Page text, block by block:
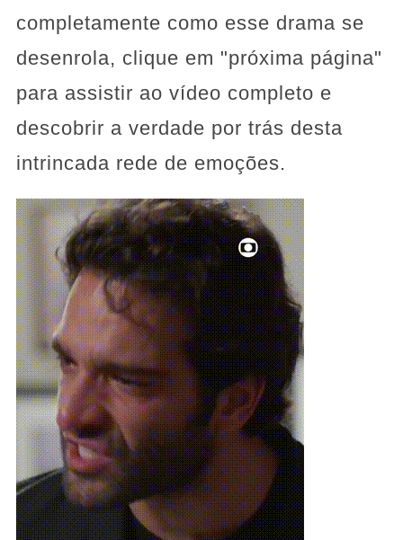
completamente como esse drama se
desenrola, clique em "próxima página"
para assistir ao vídeo completo e
descobrir a verdade por trás desta
intrincada rede de emoções.